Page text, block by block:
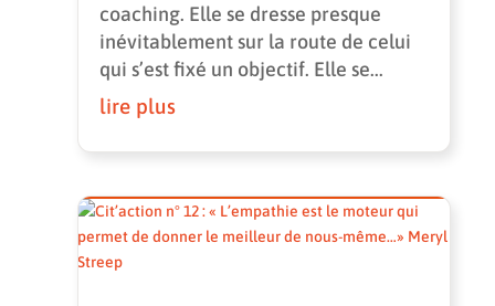
coaching. Elle se dresse presque
inévitablement sur la route de celui
qui s’est fixé un objectif. Elle se...
lire plus